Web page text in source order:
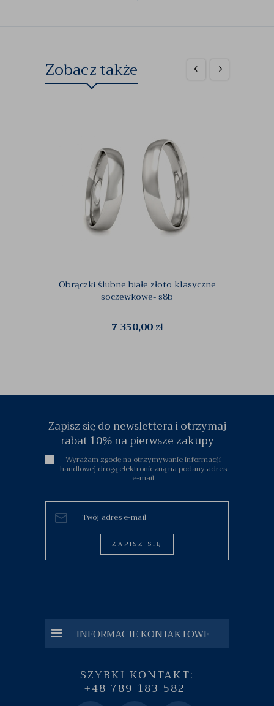
Zobacz także
Obrączki ślubne białe złoto klasyczne
soczewkowe- s8b
7 350,00zł
Zapisz się do newslettera i otrzymaj
rabat 10% na pierwsze zakupy
Wyrażam zgodę na otrzymywanie informacji
handlowej drogą elektroniczną na podany adres
e-mail
ZAPISZ SIĘ
INFORMACJE KONTAKTOWE
SZYBKI KONTAKT:
+48 789 183 582